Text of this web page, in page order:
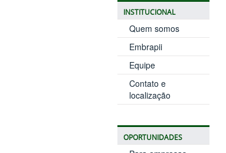
INSTITUCIONAL
Quem somos
Embrapii
Equipe
Contato e
localização
OPORTUNIDADES